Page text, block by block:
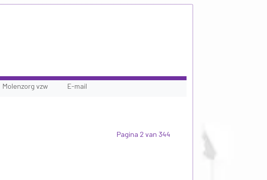
Molenzorg vzw E-mail
Pagina 2 van 344